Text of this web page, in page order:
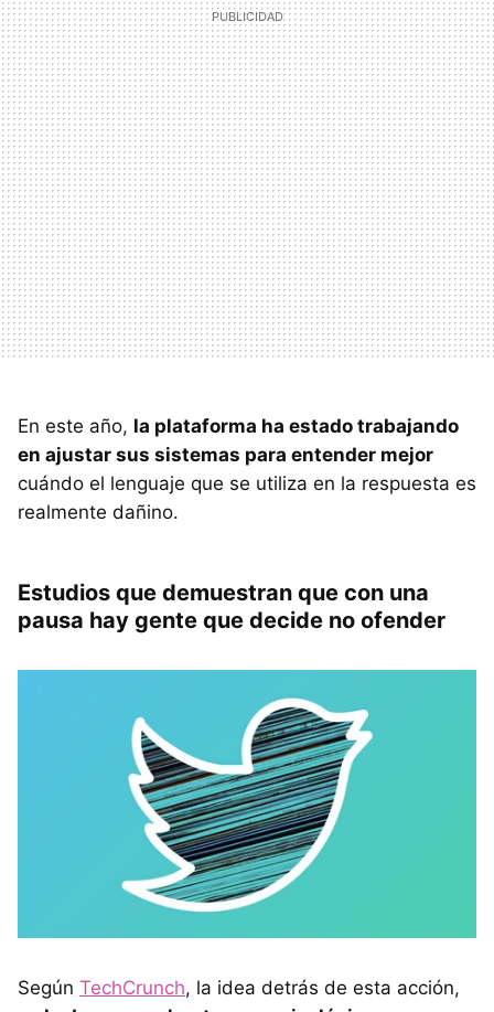
En este año, la plataforma ha estado trabajando
en ajustar sus sistemas para entender mejor
cuándo el lenguaje que se utiliza en la respuesta es
realmente dañino.
Estudios que demuestran que con una
pausa hay gente que decide no ofender
Según TechCrunch, la idea detrás de esta acción,